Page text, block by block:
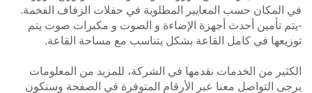
في المكان حسب المعايير المطلوبة في حفلات الزفاف الفخمة.
-يتم تأمين أحدث أجهزة الإضاءة و الصوت و مكبرات صوت يتم
توزيعها في كامل القاعة بشكل يتناسب مع مساحة القاعة.
الكثير من الخدمات نقدمها في الشركة، للمزيد من المعلومات
يرجى التواصل معنا عبر الأرقام المتوفرة في الصفحة وسنكون